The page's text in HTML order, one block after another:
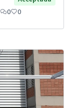
0 0